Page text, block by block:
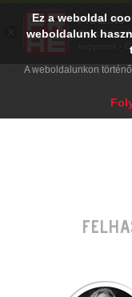
Ez a weboldal
weboldalunk
A weboldalunkon
PRAE.HU
Digital
Ingyenes -